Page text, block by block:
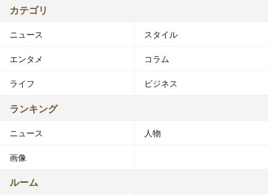
カテゴリ
ニュース スタイル
エンタメ コラム
ライフ ビジネス
ランキング
ニュース 人物
画像
ルーム